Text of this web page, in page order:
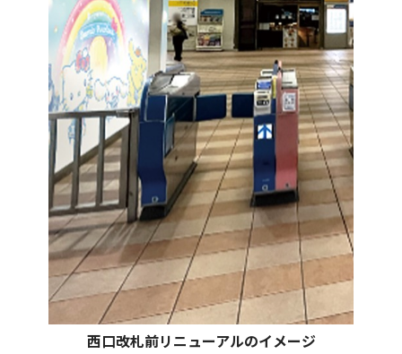
西口改札前リニューアルのイメージ